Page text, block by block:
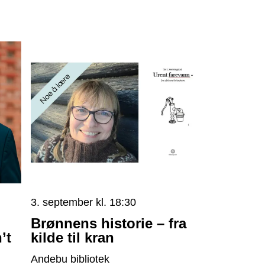
3. september kl. 18:30
Brønnens historie – fra
kilde til kran
Andebu bibliotek